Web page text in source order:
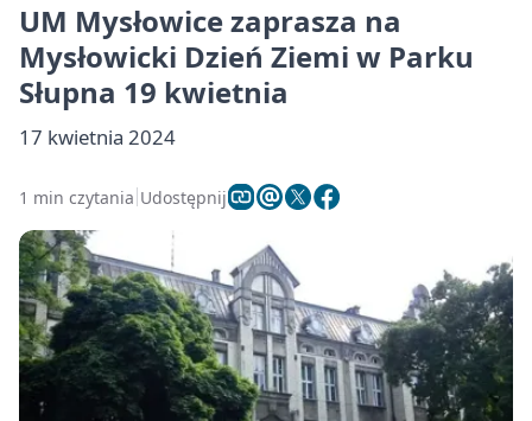
UM Mysłowice zaprasza na
Mysłowicki Dzień Ziemi w Parku
Słupna 19 kwietnia
17 kwietnia 2024
1 min czytania Udostępnij